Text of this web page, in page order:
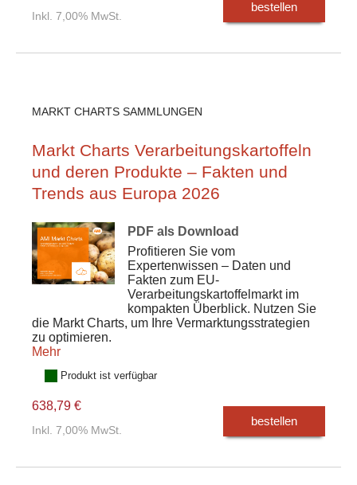
Inkl. 7,00% MwSt.
bestellen
MARKT CHARTS SAMMLUNGEN
Markt Charts Verarbeitungskartoffeln
und deren Produkte – Fakten und
Trends aus Europa 2026
PDF als Download
Profitieren Sie vom
Expertenwissen – Daten und
Fakten zum EU-
Verarbeitungskartoffelmarkt im
kompakten Überblick. Nutzen Sie
die Markt Charts, um Ihre Vermarktungsstrategien
zu optimieren.
Mehr
Produkt ist verfügbar
638,79 €
Inkl. 7,00% MwSt.
bestellen